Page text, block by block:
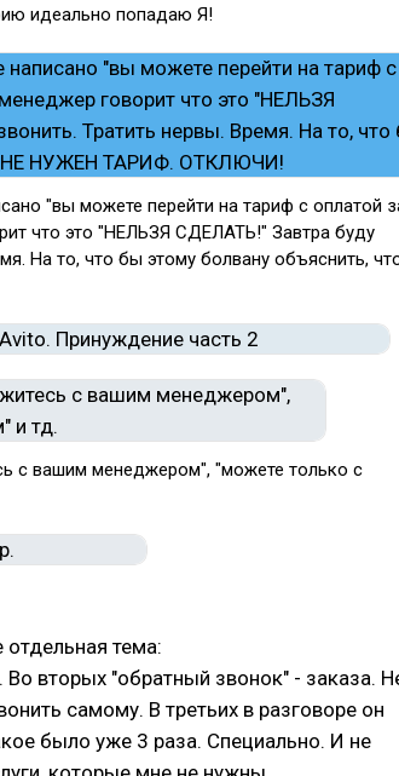
идеально попадаю Я!
"вы можете перейти на тариф с оплатой
что это "НЕЛЬЗЯ СДЕЛАТЬ!" Завтра буду
На то, что бы этому болвану объяснить,
с вашим менеджером", "можете только с
тема:
вторых "обратный звонок" - заказа.
самому. В третьих в разговоре он
было уже 3 раза. Специально. И не